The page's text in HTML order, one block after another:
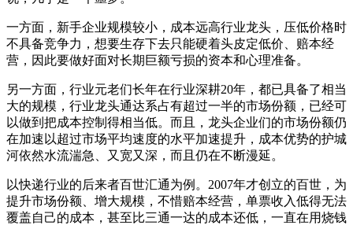
一方面，新手企业规模较小，成本远高行业龙头，压低价格时
不具备竞争力，想要生存下去只能硬着头皮定低价、赔本经
营，因此要做好面对长期巨额亏损的资本和心理准备。
另一方面，行业元老们长年在行业深耕20年，都已具备了相当
大的规模，行业龙头通达系占有超过一半的市场份额，已经可
以做到把成本控制得相当低。而且，龙头企业们的市场份额仍
在加速以超过市场平均速度的水平加速提升，成本优势的护城
河依然水流湍急、又宽又深，而且仍在不断漫延。
以快递行业的后来者百世汇通为例。2007年才创立的百世，为
提升市场份额、增大规模，不惜赔本经营，单票收入低得无法
覆盖自己的成本，甚至比三通一达的成本还低，一直在用烧钱